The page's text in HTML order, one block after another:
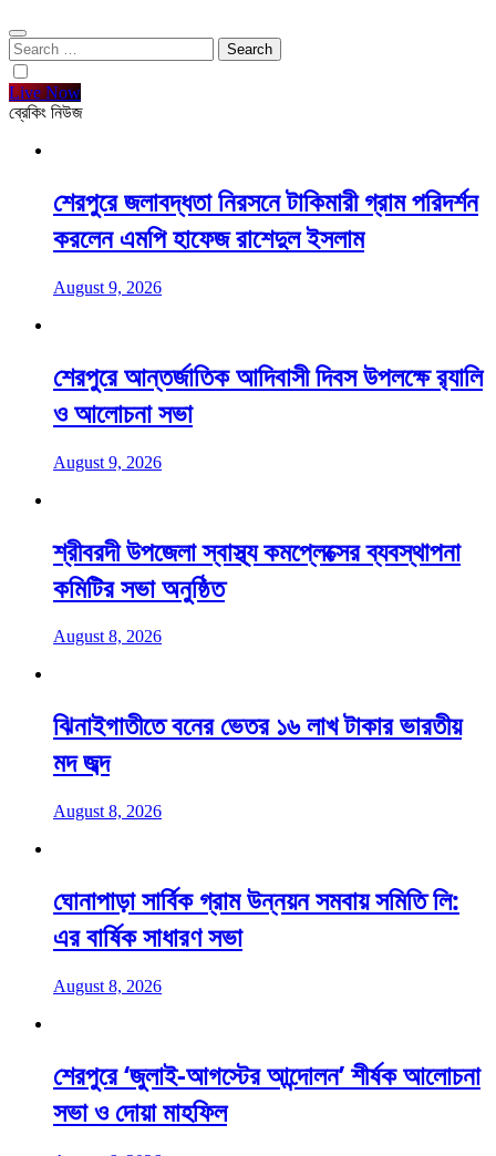
Search
for:
Live Now
ব্রেকিং নিউজ
শেরপুরে জলাবদ্ধতা নিরসনে টাকিমারী গ্রাম পরিদর্শন
করলেন এমপি হাফেজ রাশেদুল ইসলাম
August 9, 2026
শেরপুরে আন্তর্জাতিক আদিবাসী দিবস উপলক্ষে র‌্যালি
ও আলোচনা সভা
August 9, 2026
শ্রীবরদী উপজেলা স্বাস্থ্য কমপ্লেক্সের ব্যবস্থাপনা
কমিটির সভা অনুষ্ঠিত
August 8, 2026
ঝিনাইগাতীতে বনের ভেতর ১৬ লাখ টাকার ভারতীয়
মদ জব্দ
August 8, 2026
ঘোনাপাড়া সার্বিক গ্রাম উন্নয়ন সমবায় সমিতি লি:
এর বার্ষিক সাধারণ সভা
August 8, 2026
শেরপুরে ‘জুলাই-আগস্টের আন্দোলন’ শীর্ষক আলোচনা
সভা ও দোয়া মাহফিল